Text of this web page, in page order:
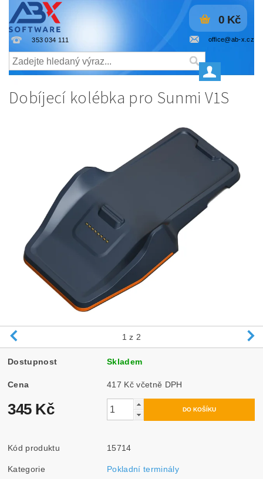
353 034 111 office@ab-x.cz
0 Kč
Dobíjecí kolébka pro Sunmi V1S
1 z 2
Dostupnost Skladem
Cena 417 Kč včetně DPH
345 Kč
Kód produktu 15714
Kategorie Pokladní terminály